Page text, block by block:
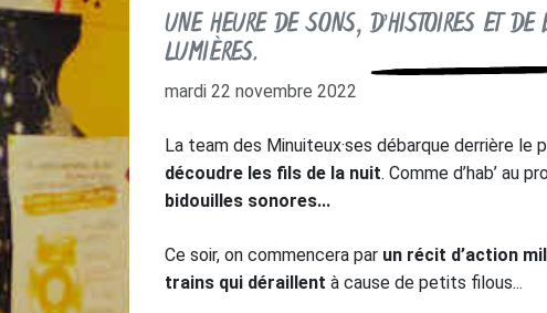
UNE HEURE DE SONS, D’HISTOIRES ET
LUMIÈRES.
mardi 22 novembre 2022
La team des Minuiteux·ses débarque derrière le
découdre les fils de la nuit. Comme d’hab’ au
bidouilles sonores...
Ce soir, on commencera par un récit d’action
trains qui déraillent à cause de petits filous...